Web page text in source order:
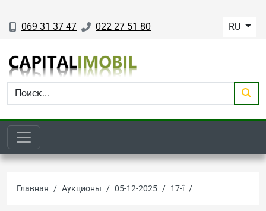
069 31 37 47 022 27 51 80 RU
Главная Аукционы 05-12-2025 17-î